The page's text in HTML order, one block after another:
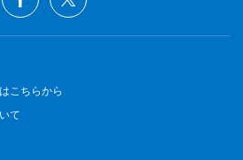
こちらから
て